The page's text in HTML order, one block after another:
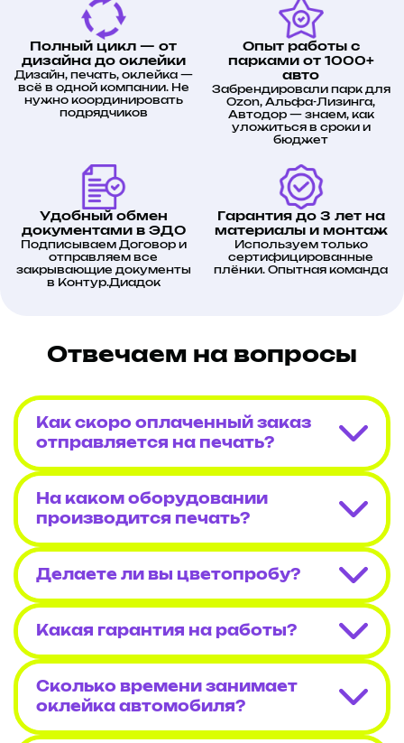
Полный цикл — от
дизайна до оклейки
Дизайн, печать, оклейка —
всё в одной компании. Не
нужно координировать
подрядчиков
Опыт работы с
парками от 1000+
авто
Забрендировали парк для
Ozon, Альфа-Лизинга,
Автодор — знаем, как
уложиться в сроки и
бюджет
Удобный обмен
документами в ЭДО
Подписываем Договор и
отправляем все
закрывающие документы
в Контур.Диадок
Гарантия до 3 лет на
материалы и монтаж
Используем только
сертифицированные
плёнки. Опытная команда
Отвечаем на вопросы
Как скоро оплаченный заказ
отправляется на печать?
На каком оборудовании
производится печать?
Делаете ли вы цветопробу?
Какая гарантия на работы?
Сколько времени занимает
оклейка автомобиля?